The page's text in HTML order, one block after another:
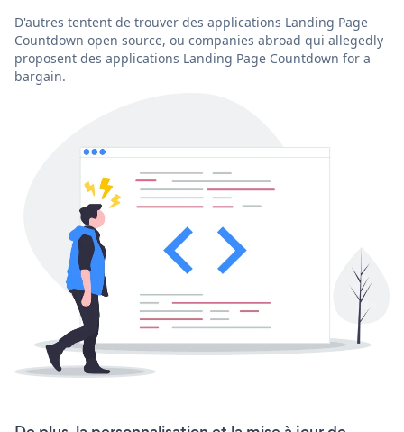
D'autres tentent de trouver des applications Landing Page
Countdown open source, ou companies abroad qui allegedly
proposent des applications Landing Page Countdown for a
bargain.